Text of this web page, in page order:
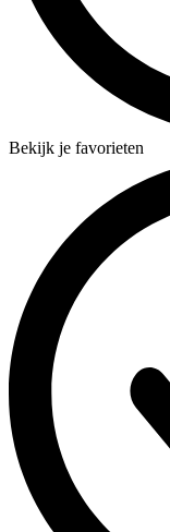
Bekijk je favorieten